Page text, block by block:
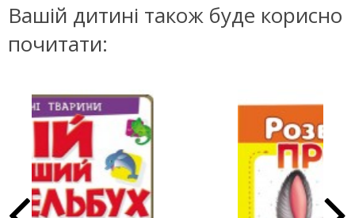
Вашій дитині також буде корисно
почитати: